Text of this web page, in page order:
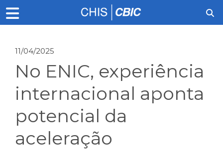
11/04/2025
No ENIC, experiência
internacional aponta
potencial da
aceleração